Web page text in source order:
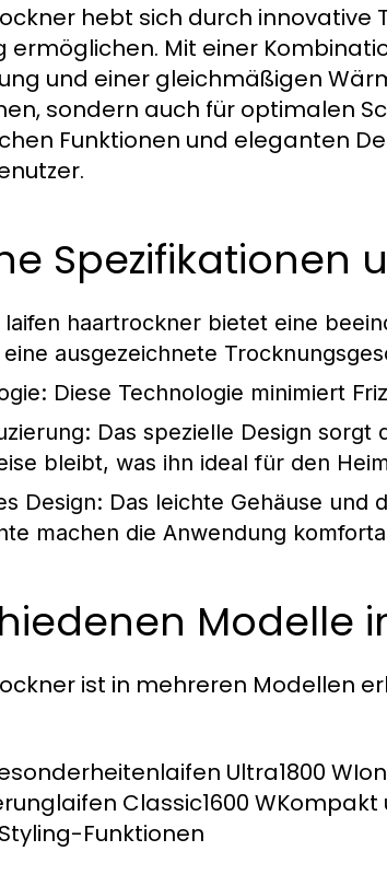
hebt sich durch innovative
ermöglichen. Mit einer
und einer gleichmäßigen
sondern auch für optimalen
Funktionen und eleganten
Spezifikationen
laifen haartrockner bietet eine
ausgezeichnete
Diese Technologie minimiert
Das spezielle Design sorgt
bleibt, was ihn ideal für den
Design: Das leichte Gehäuse und
machen die Anwendung
Modelle
ist in mehreren Modellen
Ultra1800
Classic1600
Funktionen